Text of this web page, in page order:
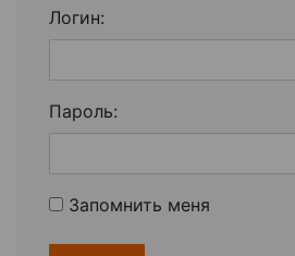
Логин:
Пароль:
Запомнить меня